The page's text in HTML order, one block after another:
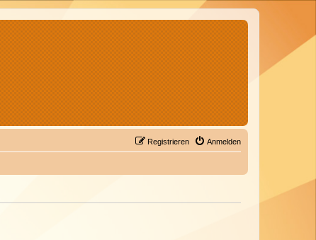
Anmelden
Registrieren